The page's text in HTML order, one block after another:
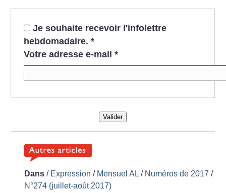
Je souhaite recevoir l'infolettre
hebdomadaire. *
Votre adresse e-mail *
Valider
Dans / Expression / Mensuel AL/ Numéros de 2017 /
N°274 (juillet-août 2017)